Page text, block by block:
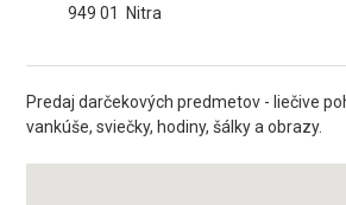
949 01
Nitra
Predaj darčekových predmetov - liečive
vankúše, sviečky, hodiny, šálky a obrazy.